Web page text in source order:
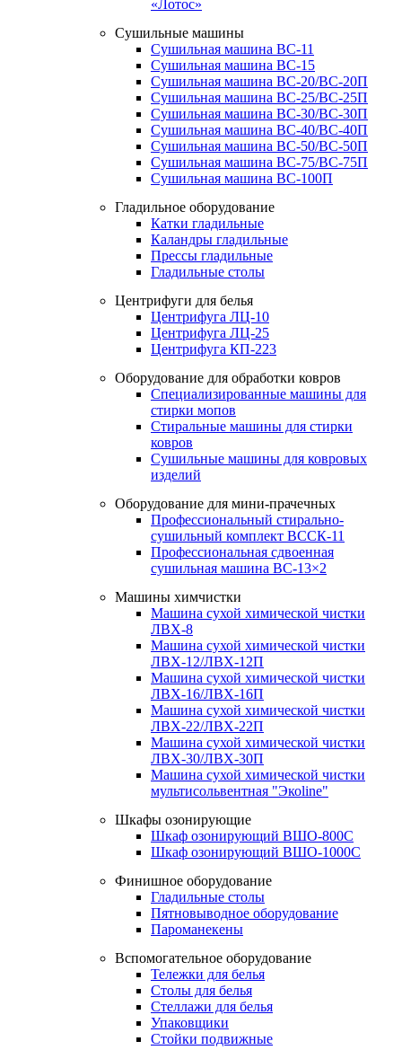
«Лотос»
Сушильные машины
Сушильная машина ВС-11
Сушильная машина ВС-15
Сушильная машина ВС-20/ВС-20П
Сушильная машина ВС-25/ВС-25П
Сушильная машина ВС-30/ВС-30П
Сушильная машина ВС-40/ВС-40П
Сушильная машина ВС-50/ВС-50П
Сушильная машина ВС-75/ВС-75П
Сушильная машина ВС-100П
Гладильное оборудование
Катки гладильные
Каландры гладильные
Прессы гладильные
Гладильные столы
Центрифуги для белья
Центрифуга ЛЦ-10
Центрифуга ЛЦ-25
Центрифуга КП-223
Оборудование для обработки ковров
Специализированные машины для
стирки мопов
Стиральные машины для стирки
ковров
Сушильные машины для ковровых
изделий
Оборудование для мини-прачечных
Профессиональный стирально-
сушильный комплект ВССК-11
Профессиональная сдвоенная
сушильная машина ВС-13×2
Машины химчистки
Машина сухой химической чистки
ЛВХ-8
Машина сухой химической чистки
ЛВХ-12/ЛВХ-12П
Машина сухой химической чистки
ЛВХ-16/ЛВХ-16П
Машина сухой химической чистки
ЛВХ-22/ЛВХ-22П
Машина сухой химической чистки
ЛВХ-30/ЛВХ-30П
Машина сухой химической чистки
мультисольвентная "Экоline"
Шкафы озонирующие
Шкаф озонирующий ВШО-800С
Шкаф озонирующий ВШО-1000С
Финишное оборудование
Гладильные столы
Пятновыводное оборудование
Пароманекены
Вспомогательное оборудование
Тележки для белья
Столы для белья
Стеллажи для белья
Упаковщики
Стойки подвижные